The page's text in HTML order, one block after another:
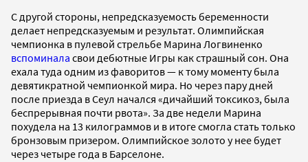
С другой стороны, непредсказуемость беременности
делает непредсказуемым и результат. Олимпийская
чемпионка в пулевой стрельбе Марина Логвиненко
вспоминала свои дебютные Игры как страшный сон. Она
ехала туда одним из фаворитов — к тому моменту была
девятикратной чемпионкой мира. Но через пару дней
после приезда в Сеул начался «дичайший токсикоз, была
беспрерывная почти рвота». За две недели Марина
похудела на 13 килограммов и в итоге смогла стать только
бронзовым призером. Олимпийское золото у нее будет
через четыре года в Барселоне.